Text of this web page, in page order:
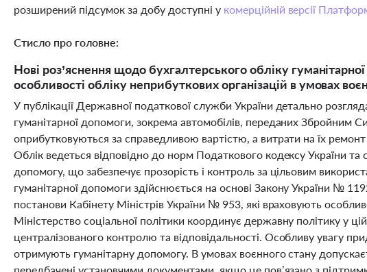
розширений підсумок за добу доступні у комерційній версії
Стисло про головне:
Нові роз’яснення щодо бухгалтерського обліку
особливості обліку неприбуткових організацій в умовах
У публікації Державної податкової служби України детально
гуманітарної допомоги, зокрема автомобілів, переданих Збройним
оприбутковуються за справедливою вартістю, а витрати на їх
Облік ведеться відповідно до норм Податкового кодексу України та
допомогу, що забезпечує прозорість і контроль за цільовим
гуманітарної допомоги здійснюється на основі Закону України №
постанови Кабінету Міністрів України № 953, які враховують
Міністерство соціальної політики координує державну політику у
централізованого контролю та відповідальності. Особливу увагу
отримують гуманітарну допомогу. В умовах воєнного стану